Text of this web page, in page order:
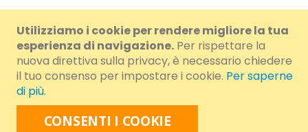
Utilizziamo i cookie per rendere migliore la tua
esperienza di navigazione. Per rispettare la
nuova direttiva sulla privacy, è necessario chiedere
il tuo consenso per impostare i cookie. Per saperne
di più.
CONSENTI I COOKIE
© 2024 Brumar S.r.l. a Socio Unico. - IVA/VAT/CF IT01108460054 -
Cap.Soc.i.v. € 100.000,00 - R.E.A.: AT-78564 - N.R.AEE